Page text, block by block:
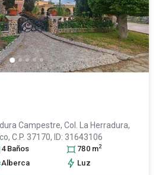
Campestre, Col. La Herradura,
, C.P. 37170, ID: 31643106
4 Baños 780 m2
Alberca Luz